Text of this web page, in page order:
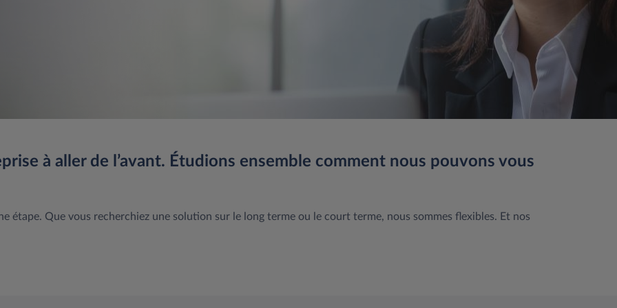
à aller de l’avant. Étudions ensemble comment nous pouvons vous
étape. Que vous recherchiez une solution sur le long terme ou le court terme, nous sommes flexibles. Et nos